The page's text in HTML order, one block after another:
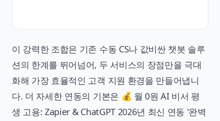
이 강력한 조합은 기존 수동 CS나 값비싼 챗봇 솔루
션의 한계를 뛰어넘어, 두 서비스의 장점만을 극대
화해 가장 효율적인 고객 지원 환경을 만들어냅니
다. 더 자세한 연동의 기본은 💰 월 0원 AI 비서 평
생 고용: Zapier & ChatGPT 2026년 최신 연동 '완벽